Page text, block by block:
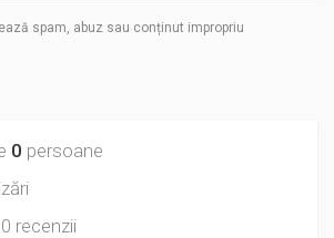
spam, abuz sau conținut impropriu
0 persoane
0 recenzii